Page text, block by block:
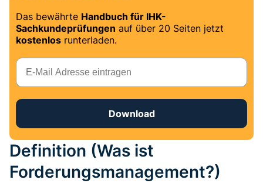
Das bewährte Handbuch für IHK-
Sachkundeprüfungen auf über 20 Seiten jetzt
kostenlos runterladen.
E-Mail
Download
Definition (Was ist
Forderungsmanagement?)